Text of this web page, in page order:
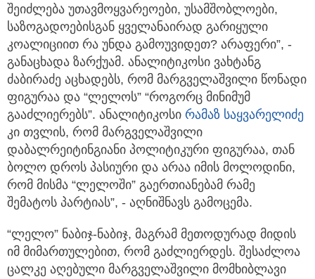
შეიძლება უთავმოყვარეოები, უსამშობლოები,
საზოგადოებისგან ყველანაირად გარიყული
კოალიციით რა უნდა გამოუვიდეთ? არაფერი”, -
განაცხადა ზარქუამ. ანალიტიკოსი ვახტანგ
ძაბირაძე აცხადებს, რომ მარგველაშვილი წონადი
ფიგურაა და “ლელოს” “როგორც მინიმუმ
გააძლიერებს”. ანალიტიკოსი რამაზ საყვარელიძე
კი თვლის, რომ მარგველაშვილი
დაბალრეიტინგიანი პოლიტიკური ფიგურაა, თან
ბოლო დროს პასიური და არაა იმის მოლოდინი,
რომ მისმა “ლელოში” გაერთიანებამ რამე
შემატოს პარტიას”, - აღნიშნავს გამოცემა.
“ლელო” ნაბიჯ-ნაბიჯ, მაგრამ მეთოდურად მიდის
იმ მიმართულებით, რომ გაძლიერდეს. შესაძლოა
ცალკე აღებული მარგველაშვილი მომხიბლავი